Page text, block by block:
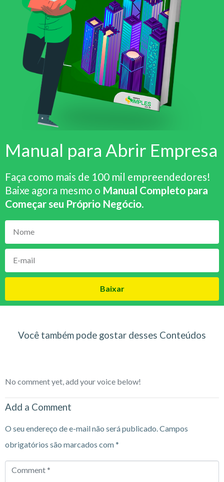
Manual para Abrir Empresa
Faça como mais de 100 mil empreendedores!
Baixe agora mesmo o Manual Completo para
Começar seu Próprio Negócio.
Baixar
Você também pode gostar desses Conteúdos
No comment yet, add your voice below!
Add a Comment
O seu endereço de e-mail não será publicado. Campos
obrigatórios são marcados com*
Comment